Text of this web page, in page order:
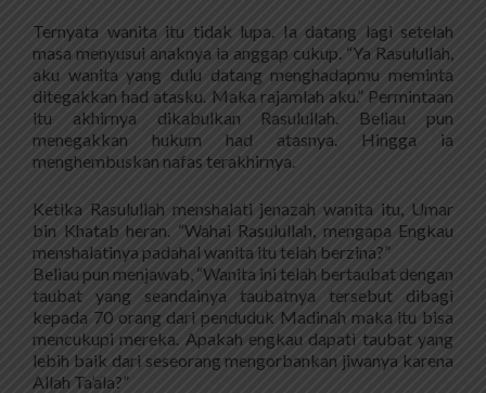
Ternyata wanita itu tidak lupa. Ia datang lagi setelah
masa menyusui anaknya ia anggap cukup. “Ya Rasulullah,
aku wanita yang dulu datang menghadapmu meminta
ditegakkan had atasku. Maka rajamlah aku.” Permintaan
itu akhirnya dikabulkan Rasulullah. Beliau pun
menegakkan hukum had atasnya. Hingga ia
menghembuskan nafas terakhirnya.
Ketika Rasulullah menshalati jenazah wanita itu, Umar
bin Khatab heran. “Wahai Rasulullah, mengapa Engkau
menshalatinya padahal wanita itu telah berzina?”
Beliau pun menjawab, “Wanita ini telah bertaubat dengan
taubat yang seandainya taubatnya tersebut dibagi
kepada 70 orang dari penduduk Madinah maka itu bisa
mencukupi mereka. Apakah engkau dapati taubat yang
lebih baik dari seseorang mengorbankan jiwanya karena
Allah Ta’ala?”